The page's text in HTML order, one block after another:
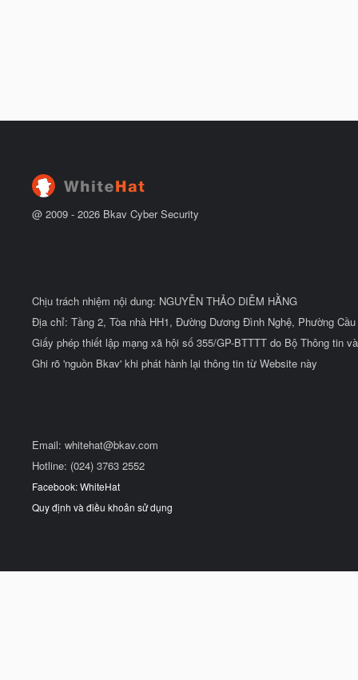
@ 2009 - 2026 Bkav Cyber Security
Chịu trách nhiệm nội dung: NGUYỄN THẢO DIỄM HẰNG
Địa chỉ: Tầng 2, Tòa nhà HH1, Đường Dương Đình Nghệ, Phường
Giấy phép thiết lập mạng xã hội số 355/GP-BTTTT do Bộ Thông tin
Ghi rõ 'nguồn Bkav' khi phát hành lại thông tin từ Website này
Email: whitehat@bkav.com
Hotline: (024) 3763 2552
Facebook: WhiteHat
Quy định và điều khoản sử dụng